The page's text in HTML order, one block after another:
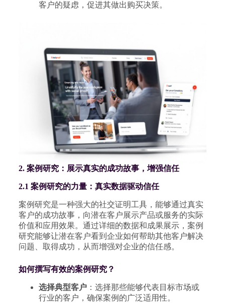
客户的疑虑，促进其做出购买决策。
2. 案例研究：展示真实的成功故事，增强信任
2.1 案例研究的力量：真实数据驱动信任
案例研究是一种强大的社交证明工具，能够通过真实
客户的成功故事，向潜在客户展示产品或服务的实际
价值和应用效果。通过详细的数据和成果展示，案例
研究能够让潜在客户看到企业如何帮助其他客户解决
问题、取得成功，从而增强对企业的信任感。
如何撰写有效的案例研究？
选择典型客户：选择那些能够代表目标市场或
行业的客户，确保案例的广泛适用性。